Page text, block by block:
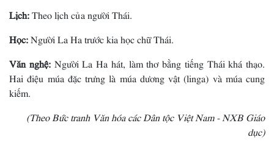
Lịch:Theo lịch của người Thái.
Học:Người La Ha trước kia học chữ Thái.
Văn nghệ: Người La Ha hát, làm thơ bằng tiếng Thái khá thạo.
Hai điệu múa đặc trưng là múa dương vật (linga) và múa cung
kiếm.
(Theo Bức tranh Văn hóa các Dân tộc Việt Nam - NXB Giáo
dục)